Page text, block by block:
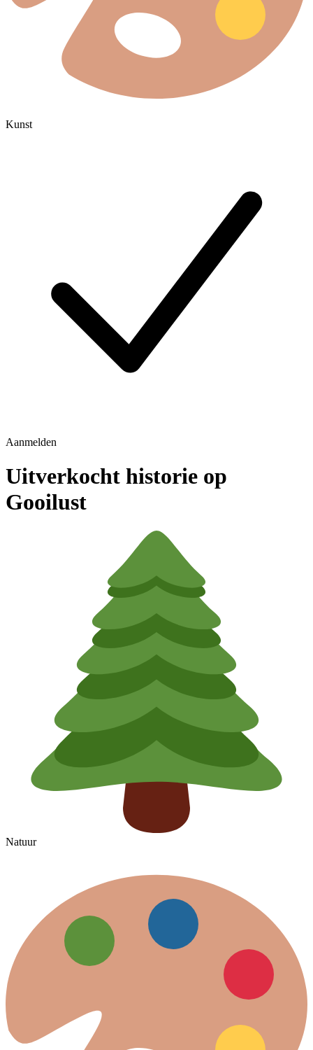
Kunst
Aanmelden
Uitverkocht historie op
Gooilust
Natuur